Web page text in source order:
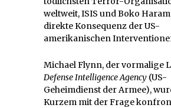
weltweit, ISIS und Boko
direkte Konsequenz der US-
amerikanischen
Michael Flynn, der vormalige
Defense Intelligence Agency (US-
Geheimdienst der Armee),
Kurzem mit der Frage